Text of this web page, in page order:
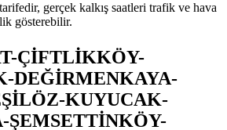
gerçek kalkış saatleri trafik ve hava
gösterebilir.
ÇİFTLİKKÖY-
DEĞİRMENKAYA-
KUYUCAK-
ŞEMSETTİNKÖY-